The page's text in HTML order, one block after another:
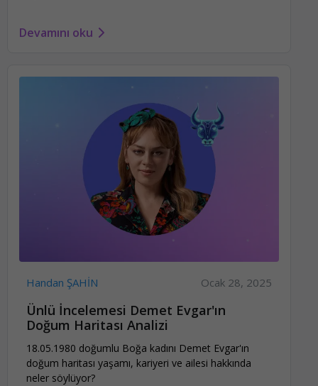
Devamını oku
Handan ŞAHİN Ocak 28, 2025
Ünlü İncelemesi Demet Evgar'ın
Doğum Haritası Analizi
18.05.1980 doğumlu Boğa kadını Demet Evgar'ın
doğum haritası yaşamı, kariyeri ve ailesi hakkında
neler söylüyor?